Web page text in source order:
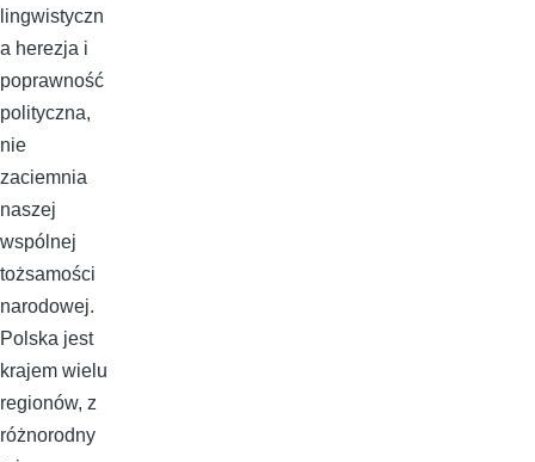
lingwistyczn
a herezja i
poprawność
polityczna,
nie
zaciemnia
naszej
wspólnej
tożsamości
narodowej.
Polska jest
krajem wielu
regionów, z
różnorodny